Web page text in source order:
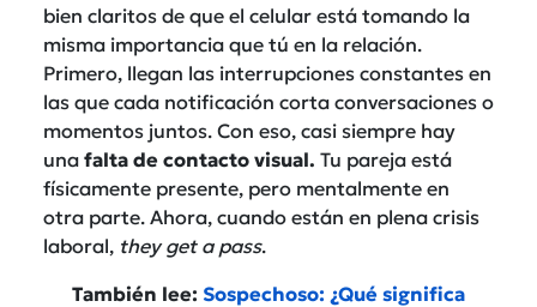
bien claritos de que el celular está tomando la
misma importancia que tú en la relación.
Primero, llegan las interrupciones constantes en
las que cada notificación corta conversaciones o
momentos juntos. Con eso, casi siempre hay
una falta de contacto visual. Tu pareja está
físicamente presente, pero mentalmente en
otra parte. Ahora, cuando están en plena crisis
laboral, they get a pass.
También lee: Sospechoso: ¿Qué significa